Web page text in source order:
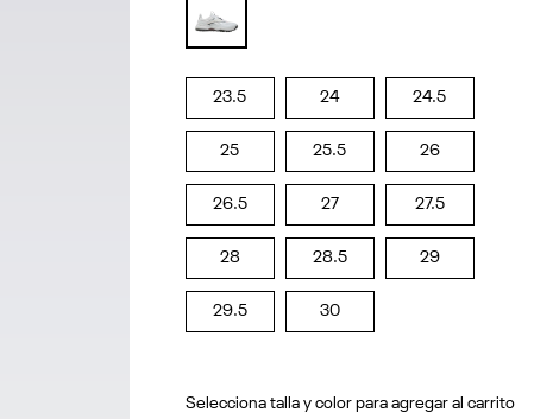
23.5 24 24.5
25 25.5 26
26.5 27 27.5
28 28.5 29
29.5 30
Selecciona talla y color para agregar al carrito